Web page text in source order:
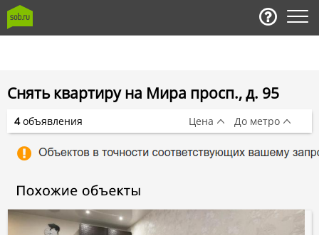
Снять квартиру на Мира просп., д. 95
4объявления Цена До метро